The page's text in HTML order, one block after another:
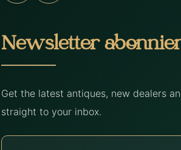
Newsletter
Get the latest antiques, new dealers
straight to your inbox.